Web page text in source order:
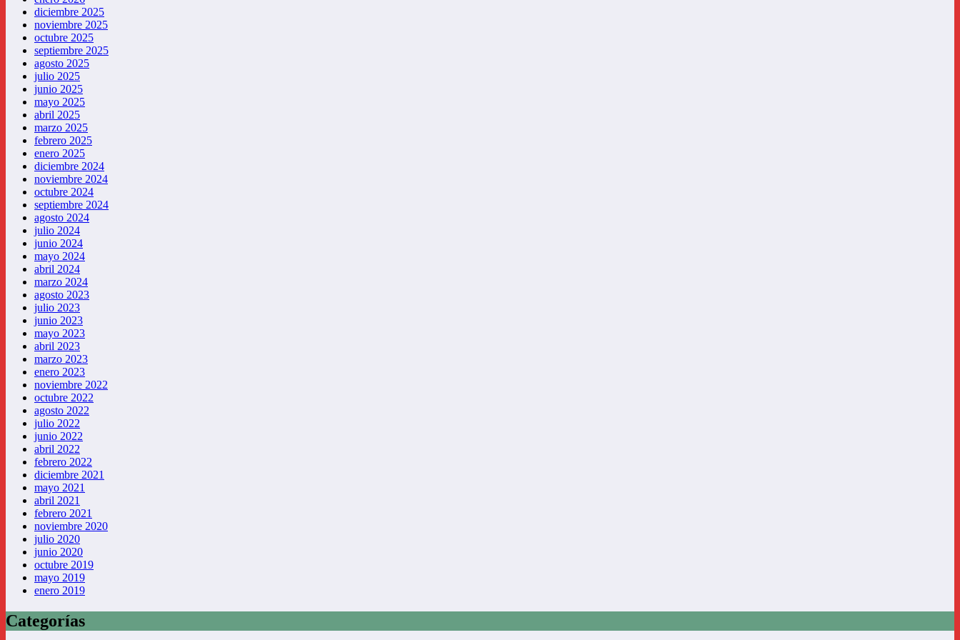
diciembre 2025
noviembre 2025
octubre 2025
septiembre 2025
agosto 2025
julio 2025
junio 2025
mayo 2025
abril 2025
marzo 2025
febrero 2025
enero 2025
diciembre 2024
noviembre 2024
octubre 2024
septiembre 2024
agosto 2024
julio 2024
junio 2024
mayo 2024
abril 2024
marzo 2024
agosto 2023
julio 2023
junio 2023
mayo 2023
abril 2023
marzo 2023
enero 2023
noviembre 2022
octubre 2022
agosto 2022
julio 2022
junio 2022
abril 2022
febrero 2022
diciembre 2021
mayo 2021
abril 2021
febrero 2021
noviembre 2020
julio 2020
junio 2020
octubre 2019
mayo 2019
enero 2019
Categorías